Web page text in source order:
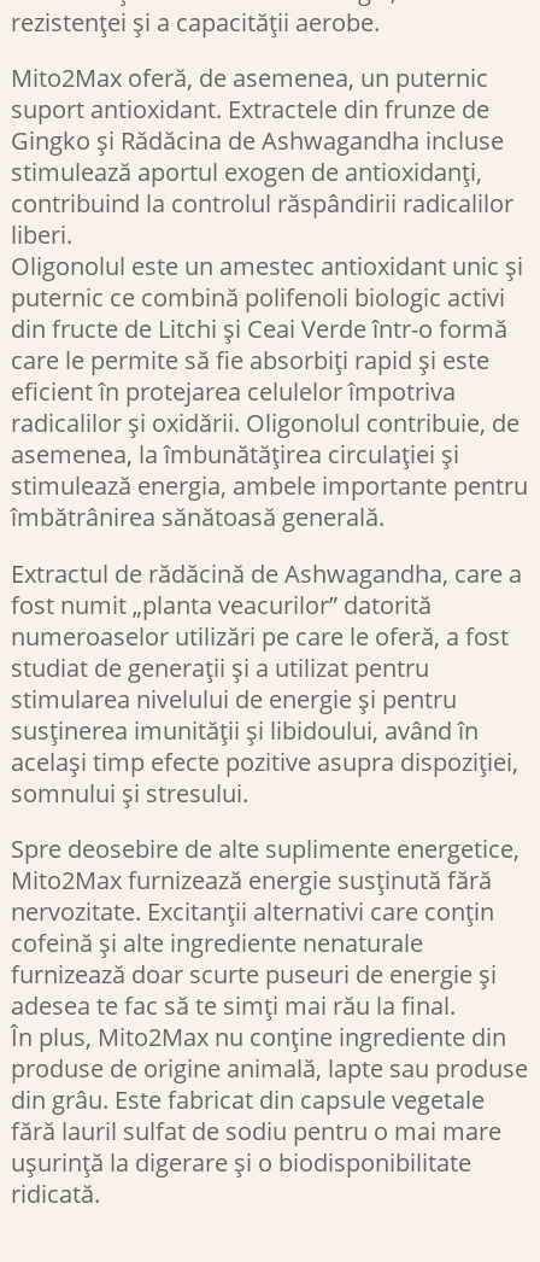
rezistenței și a capacității aerobe.
Mito2Max oferă, de asemenea, un puternic
suport antioxidant. Extractele din frunze de
Gingko și Rădăcina de Ashwagandha incluse
stimulează aportul exogen de antioxidanți,
contribuind la controlul răspândirii radicalilor
liberi.
Oligonolul este un amestec antioxidant unic și
puternic ce combină polifenoli biologic activi
din fructe de Litchi și Ceai Verde într-o formă
care le permite să fie absorbiți rapid și este
eficient în protejarea celulelor împotriva
radicalilor și oxidării. Oligonolul contribuie, de
asemenea, la îmbunătățirea circulației și
stimulează energia, ambele importante pentru
îmbătrânirea sănătoasă generală.
Extractul de rădăcină de Ashwagandha, care a
fost numit „planta veacurilor” datorită
numeroaselor utilizări pe care le oferă, a fost
studiat de generații și a utilizat pentru
stimularea nivelului de energie și pentru
susținerea imunității și libidoului, având în
același timp efecte pozitive asupra dispoziției,
somnului și stresului.
Spre deosebire de alte suplimente energetice,
Mito2Max furnizează energie susținută fără
nervozitate. Excitanții alternativi care conțin
cofeină și alte ingrediente nenaturale
furnizează doar scurte puseuri de energie și
adesea te fac să te simți mai rău la final.
În plus, Mito2Max nu conține ingrediente din
produse de origine animală, lapte sau produse
din grâu. Este fabricat din capsule vegetale
fără lauril sulfat de sodiu pentru o mai mare
ușurință la digerare și o biodisponibilitate
ridicată.